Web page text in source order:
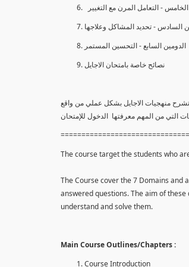
- التعامل المرن مع التغيير
السادس - تحديد المشاكل وعلاجها
الدومين السابع - التحسين المستمر
نصائح خاصة بامتحان الاجايل
التي تشرح منهجيات الاجايل بشكل عملي من واقع
التي من المهم معرفتها الدخول للإمتحان
The course target the students who
The Course cover the 7 Domains and
answered questions. The aim of
understand and solve them.
Main Course Outlines/Chapters :
Course Introduction